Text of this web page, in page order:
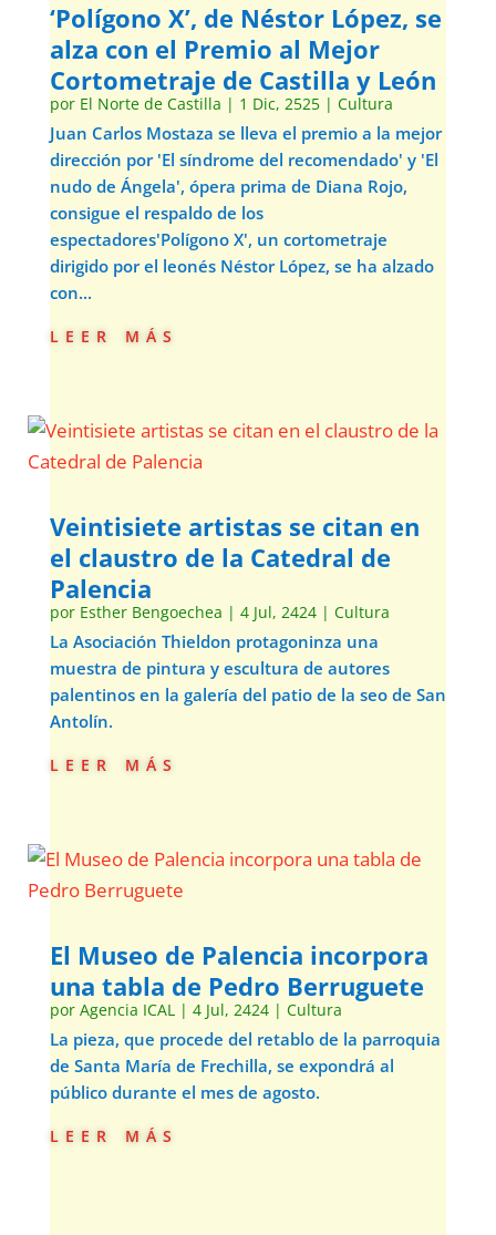
‘Polígono X’, de Néstor López, se
alza con el Premio al Mejor
Cortometraje de Castilla y León
por El Norte de Castilla | 1 Dic, 2525| Cultura
Juan Carlos Mostaza se lleva el premio a la mejor
dirección por 'El síndrome del recomendado' y 'El
nudo de Ángela', ópera prima de Diana Rojo,
consigue el respaldo de los
espectadores'Polígono X', un cortometraje
dirigido por el leonés Néstor López, se ha alzado
con...
leer más
Veintisiete artistas se citan en
el claustro de la Catedral de
Palencia
por Esther Bengoechea | 4 Jul, 2424| Cultura
La Asociación Thieldon protagoninza una
muestra de pintura y escultura de autores
palentinos en la galería del patio de la seo de San
Antolín.
leer más
El Museo de Palencia incorpora
una tabla de Pedro Berruguete
por Agencia ICAL| 4 Jul, 2424| Cultura
La pieza, que procede del retablo de la parroquia
de Santa María de Frechilla, se expondrá al
público durante el mes de agosto.
leer más